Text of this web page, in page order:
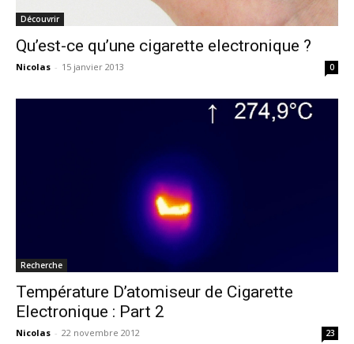
Découvrir
Qu’est-ce qu’une cigarette electronique ?
Nicolas - 15 janvier 2013 0
Recherche
Température D’atomiseur de Cigarette
Electronique : Part 2
Nicolas - 22 novembre 2012 23